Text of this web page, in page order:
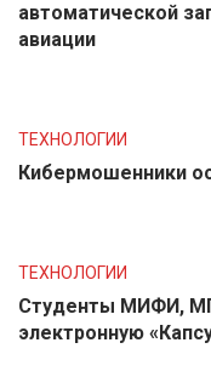
автоматической
авиации
ТЕХНОЛОГИИ
Кибермошенники
ТЕХНОЛОГИИ
Студенты МИФИ,
электронную